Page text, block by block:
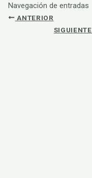
Navegación de entradas
ANTERIOR
SIGUIENTE